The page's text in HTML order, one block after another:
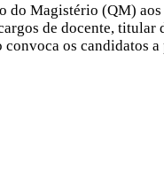
do Magistério (QM)
de docente, titular
os candidatos a